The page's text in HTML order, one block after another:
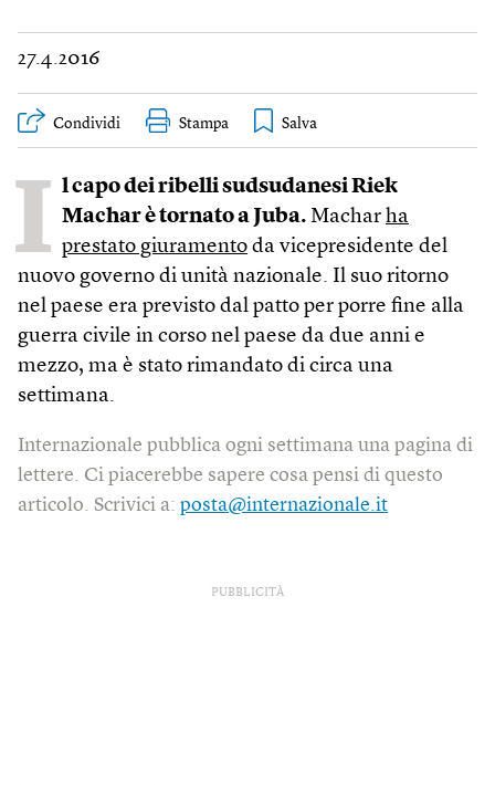
27.4.2016
Condividi Stampa
I l capo dei ribelli sudsudanesi Riek
Machar è tornato a Juba. Machar ha
prestato giuramento da vicepresidente del
nuovo governo di unità nazionale. Il suo ritorno
nel paese era previsto dal patto per porre fine alla
guerra civile in corso nel paese da due anni e
mezzo, ma è stato rimandato di circa una
settimana.
Internazionale pubblica ogni settimana una pagina di
lettere. Ci piacerebbe sapere cosa pensi di questo
articolo. Scrivici a: posta@internazionale.it
PUBBLICITÀ